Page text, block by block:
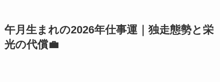
午月生まれの2026年仕事運｜独走態勢と栄
光の代償💼